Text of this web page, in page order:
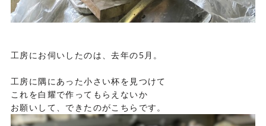
工房にお伺いしたのは、去年の5月。
工房に隅にあった小さい杯を見つけて
これを白耀で作ってもらえないか
お願いして、できたのがこちらです。